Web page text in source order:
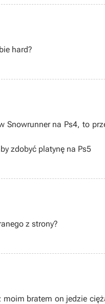
hard?
Snowrunner na Ps4, to
zdobyć platynę na Ps5
z strony?
bratem on jedzie